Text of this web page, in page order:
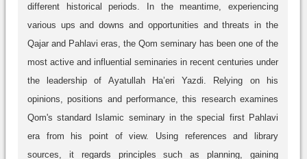
different historical periods. In the meantime, experiencing
various ups and downs and opportunities and threats in the
Qajar and Pahlavi eras, the Qom seminary has been one of the
most active and influential seminaries in recent centuries under
the leadership of Ayatullah Ha’eri Yazdi. Relying on his
opinions, positions and performance, this research examines
Qom's standard Islamic seminary in the special first Pahlavi
era from his point of view. Using references and library
sources, it regards principles such as planning, gaining